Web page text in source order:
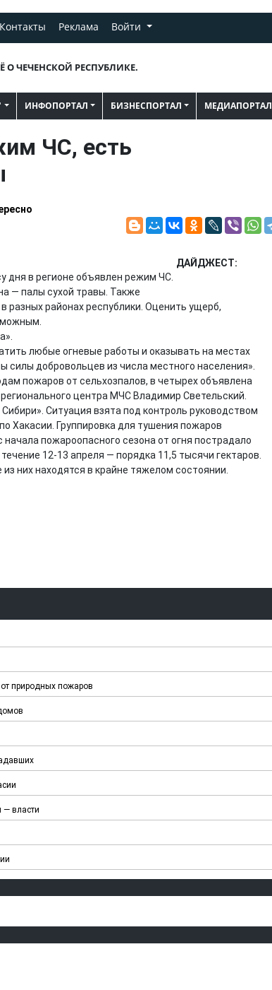
Контакты Реклама Войти
О ЧЕЧЕНСКОЙ РЕСПУБЛИКЕ.
ИНФОПОРТАЛ БИЗНЕСПОРТАЛ МЕДИАПОРТАЛ
ЧС, есть
ДАЙДЖЕСТ:
дня в регионе объявлен режим ЧС.
— палы сухой травы. Также
разных районах республики. Оценить ущерб,
любые огневые работы и оказывать на местах
добровольцев из числа местного населения».
пожаров от сельхозпалов, в четырех объявлена
центра МЧС Владимир Светельский.
Ситуация взята под контроль руководством
Хакасии. Группировка для тушения пожаров
пожароопасного сезона от огня пострадало
12-13 апреля — порядка 11,5 тысячи гектаров.
них находятся в крайне тяжелом состоянии.
природных пожаров
— власти